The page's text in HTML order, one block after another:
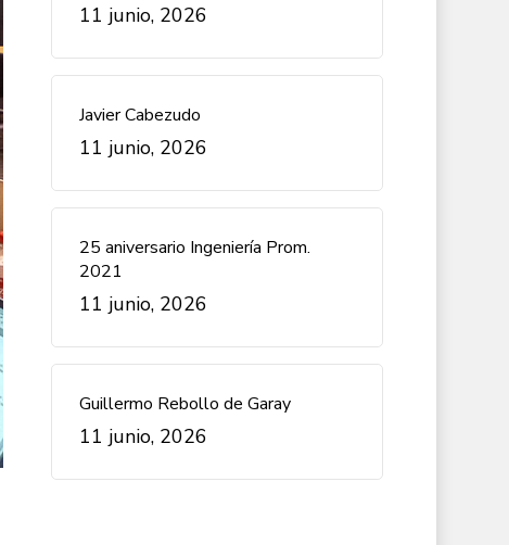
11 junio, 2026
Javier Cabezudo
11 junio, 2026
25 aniversario Ingeniería Prom.
2021
11 junio, 2026
Guillermo Rebollo de Garay
11 junio, 2026